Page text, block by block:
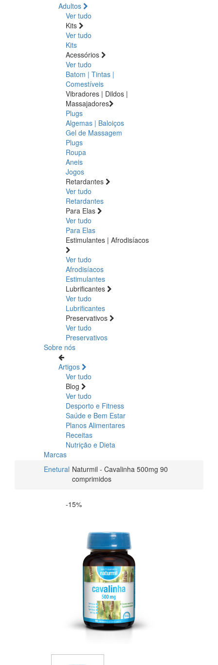
Adultos
Ver tudo
Kits
Ver tudo
Kits
Acessórios
Ver tudo
Batom | Tintas |
Comestíveis
Vibradores | Dildos |
Massajadores
Plugs
Algemas | Baloiços
Gel de Massagem
Plugs
Roupa
Aneis
Jogos
Retardantes
Ver tudo
Retardantes
Para Elas
Ver tudo
Para Elas
Estimulantes | Afrodisíacos
Ver tudo
Afrodisíacos
Estimulantes
Lubrificantes
Ver tudo
Lubrificantes
Preservativos
Ver tudo
Preservativos
Sobre nós
Artigos
Ver tudo
Blog
Ver tudo
Desporto e Fitness
Saúde e Bem Estar
Planos Alimentares
Receitas
Nutrição e Dieta
Marcas
Enetural Naturmil - Cavalinha 500mg 90
comprimidos
-15%